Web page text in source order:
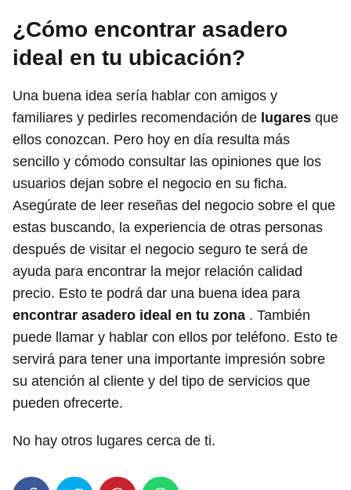
¿Cómo encontrar asadero
ideal en tu ubicación?
Una buena idea sería hablar con amigos y
familiares y pedirles recomendación de lugares que
ellos conozcan. Pero hoy en día resulta más
sencillo y cómodo consultar las opiniones que los
usuarios dejan sobre el negocio en su ficha.
Asegúrate de leer reseñas del negocio sobre el que
estas buscando, la experiencia de otras personas
después de visitar el negocio seguro te será de
ayuda para encontrar la mejor relación calidad
precio. Esto te podrá dar una buena idea para
encontrar asadero ideal en tu zona . También
puede llamar y hablar con ellos por teléfono. Esto te
servirá para tener una importante impresión sobre
su atención al cliente y del tipo de servicios que
pueden ofrecerte.
No hay otros lugares cerca de ti.